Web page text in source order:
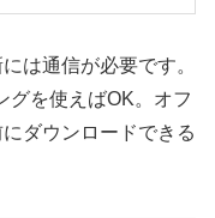
は通信が必要です。
グを使えばOK。オフ
ダウンロードできる